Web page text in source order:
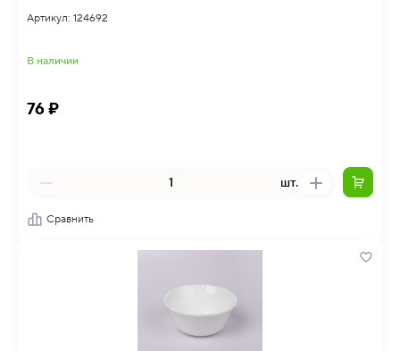
Артикул: 124692
В наличии
76 ₽
шт.
Сравнить